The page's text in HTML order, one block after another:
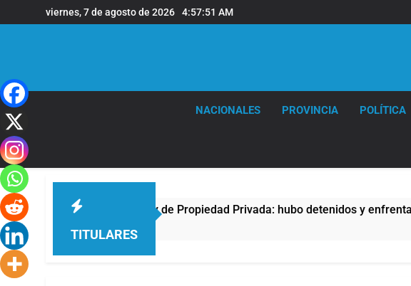
al
viernes, 7 de agosto de 2026 4:57:51 AM
NACIONALES PROVINCIA POLÍTICA
TITULARES
contra la Ley de Propiedad Privada: hubo detenidos y enfrentamientos